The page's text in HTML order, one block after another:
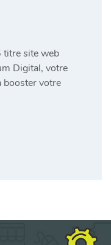
titre site web
Digital, votre
booster votre